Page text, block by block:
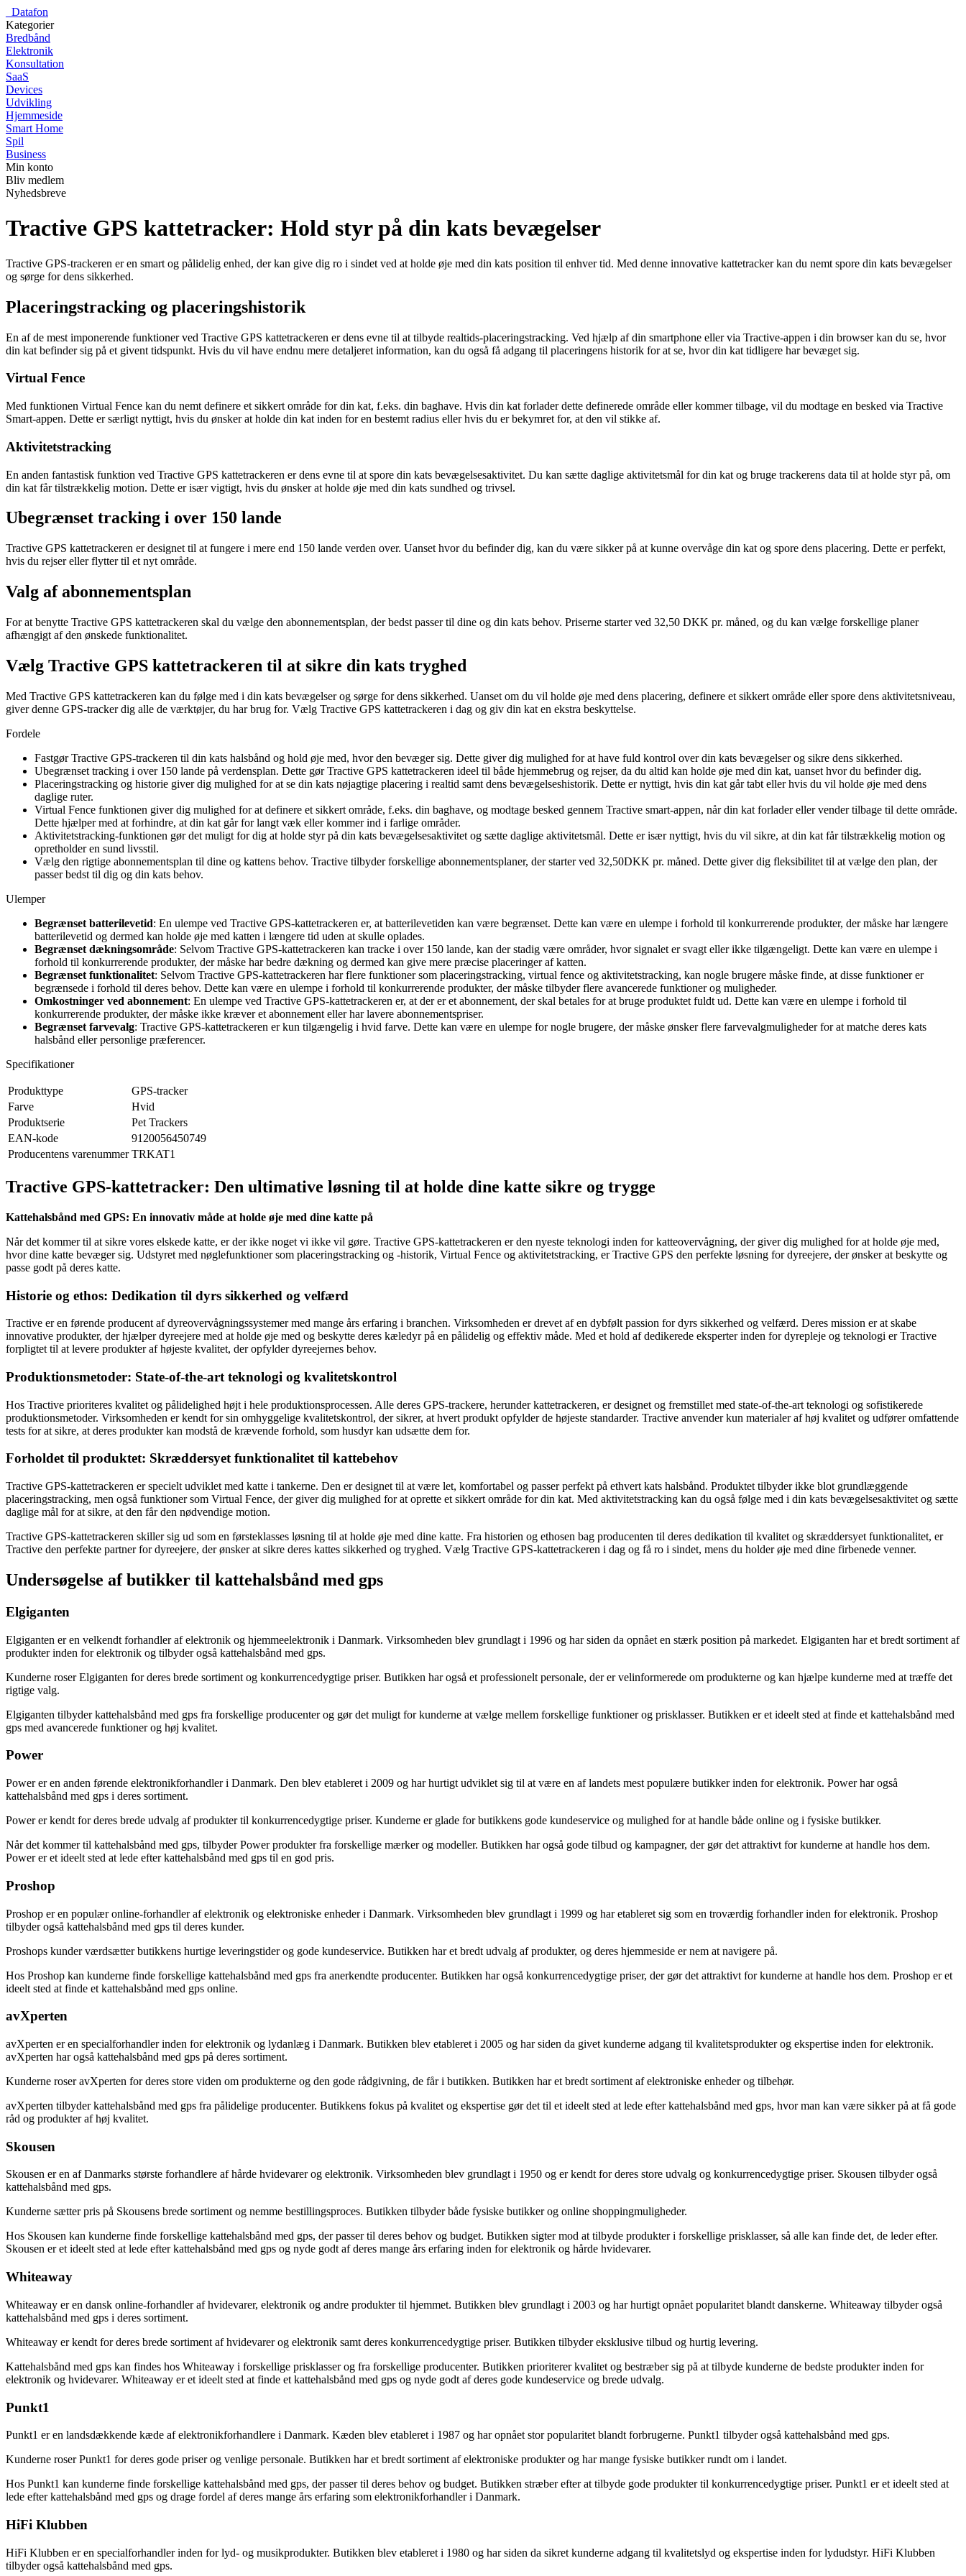
Datafon
Kategorier
Bredbånd
Elektronik
Konsultation
SaaS
Devices
Udvikling
Hjemmeside
Smart Home
Spil
Business
Min konto
Bliv medlem
Nyhedsbreve
Tractive GPS kattetracker: Hold styr på din kats bevægelser
Tractive GPS-trackeren er en smart og pålidelig enhed, der kan give dig ro i sindet ved at holde øje med din kats position til enhver tid. Med denne innovative kattetracker kan du nemt spore din kats bevægelser
og sørge for dens sikkerhed.
Placeringstracking og placeringshistorik
En af de mest imponerende funktioner ved Tractive GPS kattetrackeren er dens evne til at tilbyde realtids-placeringstracking. Ved hjælp af din smartphone eller via Tractive-appen i din browser kan du se, hvor
din kat befinder sig på et givent tidspunkt. Hvis du vil have endnu mere detaljeret information, kan du også få adgang til placeringens historik for at se, hvor din kat tidligere har bevæget sig.
Virtual Fence
Med funktionen Virtual Fence kan du nemt definere et sikkert område for din kat, f.eks. din baghave. Hvis din kat forlader dette definerede område eller kommer tilbage, vil du modtage en besked via Tractive
Smart-appen. Dette er særligt nyttigt, hvis du ønsker at holde din kat inden for en bestemt radius eller hvis du er bekymret for, at den vil stikke af.
Aktivitetstracking
En anden fantastisk funktion ved Tractive GPS kattetrackeren er dens evne til at spore din kats bevægelsesaktivitet. Du kan sætte daglige aktivitetsmål for din kat og bruge trackerens data til at holde styr på, om
din kat får tilstrækkelig motion. Dette er især vigtigt, hvis du ønsker at holde øje med din kats sundhed og trivsel.
Ubegrænset tracking i over 150 lande
Tractive GPS kattetrackeren er designet til at fungere i mere end 150 lande verden over. Uanset hvor du befinder dig, kan du være sikker på at kunne overvåge din kat og spore dens placering. Dette er perfekt,
hvis du rejser eller flytter til et nyt område.
Valg af abonnementsplan
For at benytte Tractive GPS kattetrackeren skal du vælge den abonnementsplan, der bedst passer til dine og din kats behov. Priserne starter ved 32,50 DKK pr. måned, og du kan vælge forskellige planer
afhængigt af den ønskede funktionalitet.
Vælg Tractive GPS kattetrackeren til at sikre din kats tryghed
Med Tractive GPS kattetrackeren kan du følge med i din kats bevægelser og sørge for dens sikkerhed. Uanset om du vil holde øje med dens placering, definere et sikkert område eller spore dens aktivitetsniveau,
giver denne GPS-tracker dig alle de værktøjer, du har brug for. Vælg Tractive GPS kattetrackeren i dag og giv din kat en ekstra beskyttelse.
Fordele
Fastgør Tractive GPS-trackeren til din kats halsbånd og hold øje med, hvor den bevæger sig. Dette giver dig mulighed for at have fuld kontrol over din kats bevægelser og sikre dens sikkerhed.
Ubegrænset tracking i over 150 lande på verdensplan. Dette gør Tractive GPS kattetrackeren ideel til både hjemmebrug og rejser, da du altid kan holde øje med din kat, uanset hvor du befinder dig.
Placeringstracking og historie giver dig mulighed for at se din kats nøjagtige placering i realtid samt dens bevægelseshistorik. Dette er nyttigt, hvis din kat går tabt eller hvis du vil holde øje med dens
daglige ruter.
Virtual Fence funktionen giver dig mulighed for at definere et sikkert område, f.eks. din baghave, og modtage besked gennem Tractive smart-appen, når din kat forlader eller vender tilbage til dette område.
Dette hjælper med at forhindre, at din kat går for langt væk eller kommer ind i farlige områder.
Aktivitetstracking-funktionen gør det muligt for dig at holde styr på din kats bevægelsesaktivitet og sætte daglige aktivitetsmål. Dette er især nyttigt, hvis du vil sikre, at din kat får tilstrækkelig motion og
opretholder en sund livsstil.
Vælg den rigtige abonnementsplan til dine og kattens behov. Tractive tilbyder forskellige abonnementsplaner, der starter ved 32,50DKK pr. måned. Dette giver dig fleksibilitet til at vælge den plan, der
passer bedst til dig og din kats behov.
Ulemper
Begrænset batterilevetid: En ulempe ved Tractive GPS-kattetrackeren er, at batterilevetiden kan være begrænset. Dette kan være en ulempe i forhold til konkurrerende produkter, der måske har længere
batterilevetid og dermed kan holde øje med katten i længere tid uden at skulle oplades.
Begrænset dækningsområde: Selvom Tractive GPS-kattetrackeren kan tracke i over 150 lande, kan der stadig være områder, hvor signalet er svagt eller ikke tilgængeligt. Dette kan være en ulempe i
forhold til konkurrerende produkter, der måske har bedre dækning og dermed kan give mere præcise placeringer af katten.
Begrænset funktionalitet: Selvom Tractive GPS-kattetrackeren har flere funktioner som placeringstracking, virtual fence og aktivitetstracking, kan nogle brugere måske finde, at disse funktioner er
begrænsede i forhold til deres behov. Dette kan være en ulempe i forhold til konkurrerende produkter, der måske tilbyder flere avancerede funktioner og muligheder.
Omkostninger ved abonnement: En ulempe ved Tractive GPS-kattetrackeren er, at der er et abonnement, der skal betales for at bruge produktet fuldt ud. Dette kan være en ulempe i forhold til
konkurrerende produkter, der måske ikke kræver et abonnement eller har lavere abonnementspriser.
Begrænset farvevalg: Tractive GPS-kattetrackeren er kun tilgængelig i hvid farve. Dette kan være en ulempe for nogle brugere, der måske ønsker flere farvevalgmuligheder for at matche deres kats
halsbånd eller personlige præferencer.
Specifikationer
Produkttype
GPS-tracker
Farve
Hvid
Produktserie
Pet Trackers
EAN-kode
9120056450749
Producentens varenummer TRKAT1
Tractive GPS-kattetracker: Den ultimative løsning til at holde dine katte sikre og trygge
Kattehalsbånd med GPS: En innovativ måde at holde øje med dine katte på
Når det kommer til at sikre vores elskede katte, er der ikke noget vi ikke vil gøre. Tractive GPS-kattetrackeren er den nyeste teknologi inden for katteovervågning, der giver dig mulighed for at holde øje med,
hvor dine katte bevæger sig. Udstyret med nøglefunktioner som placeringstracking og -historik, Virtual Fence og aktivitetstracking, er Tractive GPS den perfekte løsning for dyreejere, der ønsker at beskytte og
passe godt på deres katte.
Historie og ethos: Dedikation til dyrs sikkerhed og velfærd
Tractive er en førende producent af dyreovervågningssystemer med mange års erfaring i branchen. Virksomheden er drevet af en dybfølt passion for dyrs sikkerhed og velfærd. Deres mission er at skabe
innovative produkter, der hjælper dyreejere med at holde øje med og beskytte deres kæledyr på en pålidelig og effektiv måde. Med et hold af dedikerede eksperter inden for dyrepleje og teknologi er Tractive
forpligtet til at levere produkter af højeste kvalitet, der opfylder dyreejernes behov.
Produktionsmetoder: State-of-the-art teknologi og kvalitetskontrol
Hos Tractive prioriteres kvalitet og pålidelighed højt i hele produktionsprocessen. Alle deres GPS-trackere, herunder kattetrackeren, er designet og fremstillet med state-of-the-art teknologi og sofistikerede
produktionsmetoder. Virksomheden er kendt for sin omhyggelige kvalitetskontrol, der sikrer, at hvert produkt opfylder de højeste standarder. Tractive anvender kun materialer af høj kvalitet og udfører omfattende
tests for at sikre, at deres produkter kan modstå de krævende forhold, som husdyr kan udsætte dem for.
Forholdet til produktet: Skræddersyet funktionalitet til kattebehov
Tractive GPS-kattetrackeren er specielt udviklet med katte i tankerne. Den er designet til at være let, komfortabel og passer perfekt på ethvert kats halsbånd. Produktet tilbyder ikke blot grundlæggende
placeringstracking, men også funktioner som Virtual Fence, der giver dig mulighed for at oprette et sikkert område for din kat. Med aktivitetstracking kan du også følge med i din kats bevægelsesaktivitet og sætte
daglige mål for at sikre, at den får den nødvendige motion.
Tractive GPS-kattetrackeren skiller sig ud som en førsteklasses løsning til at holde øje med dine katte. Fra historien og ethosen bag producenten til deres dedikation til kvalitet og skræddersyet funktionalitet, er
Tractive den perfekte partner for dyreejere, der ønsker at sikre deres kattes sikkerhed og tryghed. Vælg Tractive GPS-kattetrackeren i dag og få ro i sindet, mens du holder øje med dine firbenede venner.
Undersøgelse af butikker til kattehalsbånd med gps
Elgiganten
Elgiganten er en velkendt forhandler af elektronik og hjemmeelektronik i Danmark. Virksomheden blev grundlagt i 1996 og har siden da opnået en stærk position på markedet. Elgiganten har et bredt sortiment af
produkter inden for elektronik og tilbyder også kattehalsbånd med gps.
Kunderne roser Elgiganten for deres brede sortiment og konkurrencedygtige priser. Butikken har også et professionelt personale, der er velinformerede om produkterne og kan hjælpe kunderne med at træffe det
rigtige valg.
Elgiganten tilbyder kattehalsbånd med gps fra forskellige producenter og gør det muligt for kunderne at vælge mellem forskellige funktioner og prisklasser. Butikken er et ideelt sted at finde et kattehalsbånd med
gps med avancerede funktioner og høj kvalitet.
Power
Power er en anden førende elektronikforhandler i Danmark. Den blev etableret i 2009 og har hurtigt udviklet sig til at være en af landets mest populære butikker inden for elektronik. Power har også
kattehalsbånd med gps i deres sortiment.
Power er kendt for deres brede udvalg af produkter til konkurrencedygtige priser. Kunderne er glade for butikkens gode kundeservice og mulighed for at handle både online og i fysiske butikker.
Når det kommer til kattehalsbånd med gps, tilbyder Power produkter fra forskellige mærker og modeller. Butikken har også gode tilbud og kampagner, der gør det attraktivt for kunderne at handle hos dem.
Power er et ideelt sted at lede efter kattehalsbånd med gps til en god pris.
Proshop
Proshop er en populær online-forhandler af elektronik og elektroniske enheder i Danmark. Virksomheden blev grundlagt i 1999 og har etableret sig som en troværdig forhandler inden for elektronik. Proshop
tilbyder også kattehalsbånd med gps til deres kunder.
Proshops kunder værdsætter butikkens hurtige leveringstider og gode kundeservice. Butikken har et bredt udvalg af produkter, og deres hjemmeside er nem at navigere på.
Hos Proshop kan kunderne finde forskellige kattehalsbånd med gps fra anerkendte producenter. Butikken har også konkurrencedygtige priser, der gør det attraktivt for kunderne at handle hos dem. Proshop er et
ideelt sted at finde et kattehalsbånd med gps online.
avXperten
avXperten er en specialforhandler inden for elektronik og lydanlæg i Danmark. Butikken blev etableret i 2005 og har siden da givet kunderne adgang til kvalitetsprodukter og ekspertise inden for elektronik.
avXperten har også kattehalsbånd med gps på deres sortiment.
Kunderne roser avXperten for deres store viden om produkterne og den gode rådgivning, de får i butikken. Butikken har et bredt sortiment af elektroniske enheder og tilbehør.
avXperten tilbyder kattehalsbånd med gps fra pålidelige producenter. Butikkens fokus på kvalitet og ekspertise gør det til et ideelt sted at lede efter kattehalsbånd med gps, hvor man kan være sikker på at få gode
råd og produkter af høj kvalitet.
Skousen
Skousen er en af Danmarks største forhandlere af hårde hvidevarer og elektronik. Virksomheden blev grundlagt i 1950 og er kendt for deres store udvalg og konkurrencedygtige priser. Skousen tilbyder også
kattehalsbånd med gps.
Kunderne sætter pris på Skousens brede sortiment og nemme bestillingsproces. Butikken tilbyder både fysiske butikker og online shoppingmuligheder.
Hos Skousen kan kunderne finde forskellige kattehalsbånd med gps, der passer til deres behov og budget. Butikken sigter mod at tilbyde produkter i forskellige prisklasser, så alle kan finde det, de leder efter.
Skousen er et ideelt sted at lede efter kattehalsbånd med gps og nyde godt af deres mange års erfaring inden for elektronik og hårde hvidevarer.
Whiteaway
Whiteaway er en dansk online-forhandler af hvidevarer, elektronik og andre produkter til hjemmet. Butikken blev grundlagt i 2003 og har hurtigt opnået popularitet blandt danskerne. Whiteaway tilbyder også
kattehalsbånd med gps i deres sortiment.
Whiteaway er kendt for deres brede sortiment af hvidevarer og elektronik samt deres konkurrencedygtige priser. Butikken tilbyder eksklusive tilbud og hurtig levering.
Kattehalsbånd med gps kan findes hos Whiteaway i forskellige prisklasser og fra forskellige producenter. Butikken prioriterer kvalitet og bestræber sig på at tilbyde kunderne de bedste produkter inden for
elektronik og hvidevarer. Whiteaway er et ideelt sted at finde et kattehalsbånd med gps og nyde godt af deres gode kundeservice og brede udvalg.
Punkt1
Punkt1 er en landsdækkende kæde af elektronikforhandlere i Danmark. Kæden blev etableret i 1987 og har opnået stor popularitet blandt forbrugerne. Punkt1 tilbyder også kattehalsbånd med gps.
Kunderne roser Punkt1 for deres gode priser og venlige personale. Butikken har et bredt sortiment af elektroniske produkter og har mange fysiske butikker rundt om i landet.
Hos Punkt1 kan kunderne finde forskellige kattehalsbånd med gps, der passer til deres behov og budget. Butikken stræber efter at tilbyde gode produkter til konkurrencedygtige priser. Punkt1 er et ideelt sted at
lede efter kattehalsbånd med gps og drage fordel af deres mange års erfaring som elektronikforhandler i Danmark.
HiFi Klubben
HiFi Klubben er en specialforhandler inden for lyd- og musikprodukter. Butikken blev etableret i 1980 og har siden da sikret kunderne adgang til kvalitetslyd og ekspertise inden for lydudstyr. HiFi Klubben
tilbyder også kattehalsbånd med gps.